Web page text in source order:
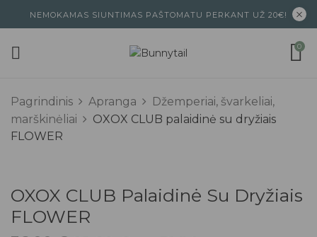
NEMOKAMAS SIUNTIMAS PAŠTOMATU PERKANT UŽ 20€!
0
Pagrindinis Apranga
Džemperiai, švarkeliai,
marškinėliai
OXOX CLUB palaidinė su dryžiais
FLOWER
OXOX CLUB Palaidinė Su Dryžiais
FLOWER